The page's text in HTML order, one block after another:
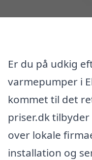
Er du på udkig
varmepumper i
kommet til det
priser.dk
over lokale
installation og